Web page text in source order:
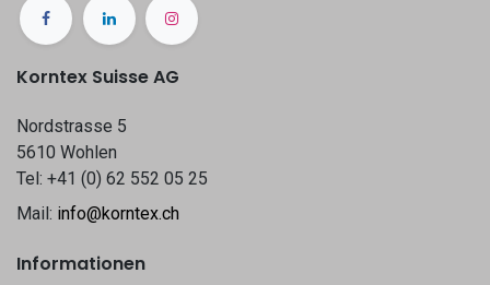
Korntex Suisse AG
Nordstrasse 5
5610 Wohlen
Tel: +41 (0) 62 552 05 25
Mail: info@korntex.ch
Informationen